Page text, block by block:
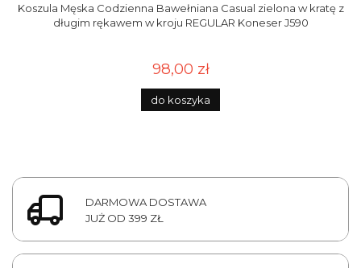
Koszula Męska Codzienna Bawełniana Casual zielona w kratę z
długim rękawem w kroju REGULAR Koneser J590
98,00 zł
do koszyka
DARMOWA DOSTAWA
JUŻ OD 399 ZŁ